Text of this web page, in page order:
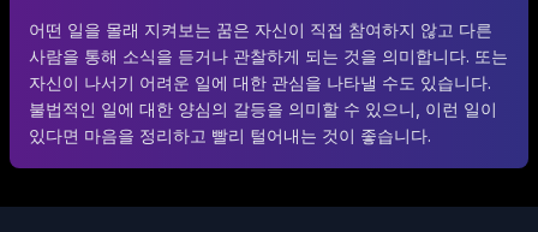
어떤 일을 몰래 지켜보는 꿈은 자신이 직접 참여하지 않고 다른
사람을 통해 소식을 듣거나 관찰하게 되는 것을 의미합니다. 또는
자신이 나서기 어려운 일에 대한 관심을 나타낼 수도 있습니다.
불법적인 일에 대한 양심의 갈등을 의미할 수 있으니, 이런 일이
있다면 마음을 정리하고 빨리 털어내는 것이 좋습니다.